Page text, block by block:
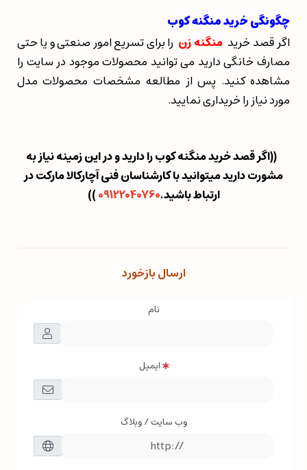
چگونگی خرید منگنه کوب
اگر قصد خریدمنگنه زن را برای تسریع امور صنعتی و یا حتی
مصارف خانگی دارید می توانید محصولات موجود در سایت را
مشاهده کنید. پس از مطالعه مشخصات محصولات مدل
مورد نیاز را خریداری نمایید.
((اگر قصد خرید منگنه کوب را دارید و در این زمینه نیاز به
مشورت دارید میتوانید با کارشناسان فنی آچارکالا مارکت در
ارتباط باشید.09122040760
)
)
ارسال بازخورد
نام
ایمیل
وب سایت / وبلاگ